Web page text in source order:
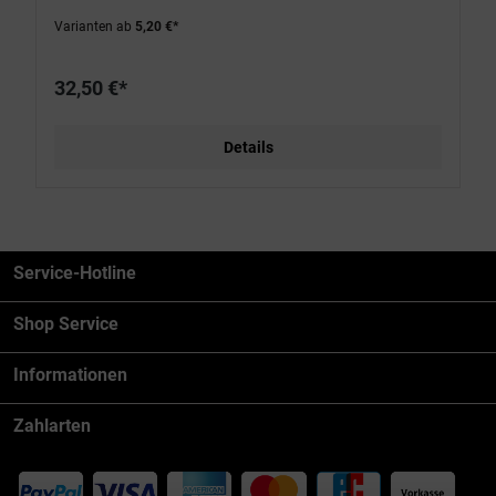
Varianten ab 5,20 €*
32,50 €*
Details
Service-Hotline
Shop Service
Informationen
Zahlarten